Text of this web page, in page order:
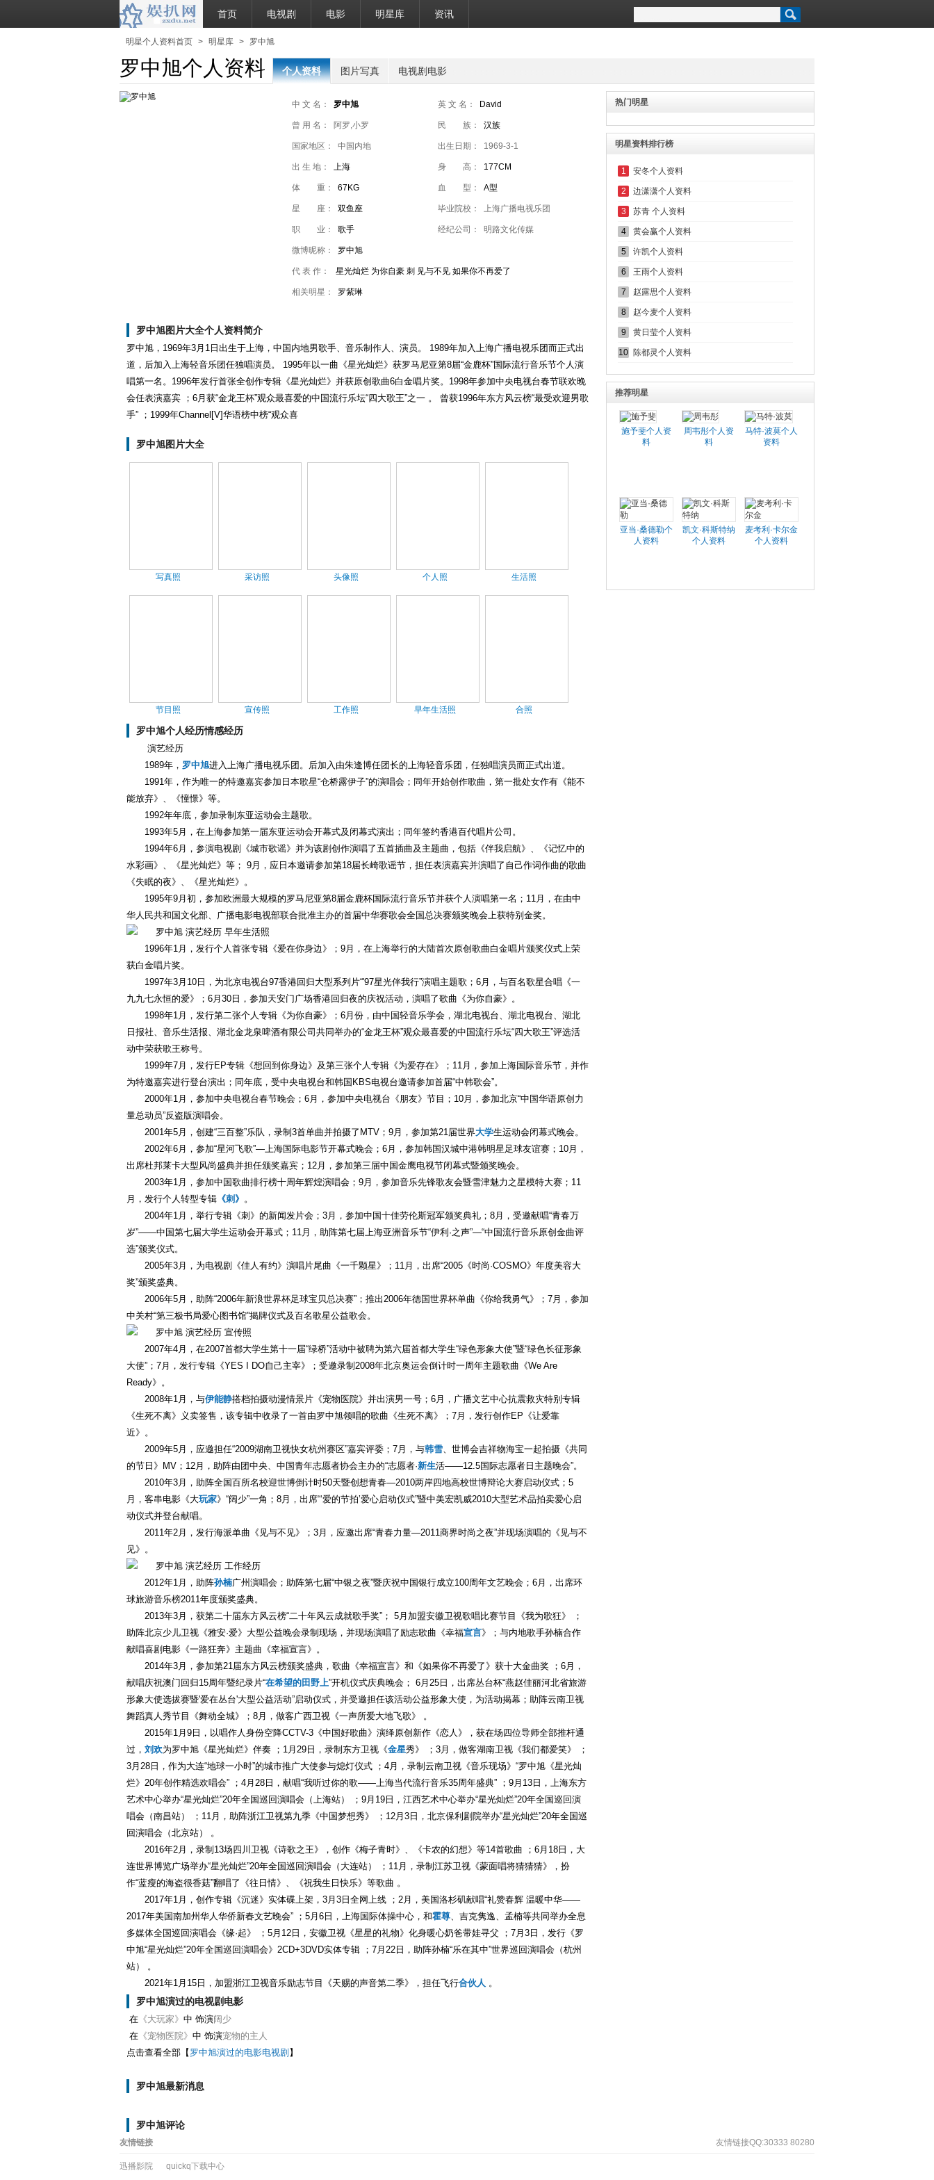
首页 电视剧 电影 明星库 资讯
明星个人资料首页 > 明星库 > 罗中旭
罗中旭个人资料 个人资料 图片写真 电视剧电影
中 文 名： 罗中旭 英 文 名： David
曾 用 名： 阿罗,小罗 民 族： 汉族
国家地区： 中国内地 出生日期： 1969-3-1
出 生 地： 上海 身 高： 177CM
体 重： 67KG 血 型： A型
星 座： 双鱼座 毕业院校： 上海广播电视乐团
职 业： 歌手 经纪公司： 明路文化传媒
微博昵称： 罗中旭
代 表 作： 星光灿烂 为你自豪 刺 见与不见 如果你不再爱了
相关明星： 罗紫琳
罗中旭图片大全个人资料简介
罗中旭，1969年3月1日出生于上海，中国内地男歌手、音乐制作人、演员。 1989年加入上海广播电视乐团而正式出
道，后加入上海轻音乐团任独唱演员。 1995年以一曲《星光灿烂》获罗马尼亚第8届“金鹿杯”国际流行音乐节个人演
唱第一名。1996年发行首张全创作专辑《星光灿烂》并获原创歌曲6白金唱片奖。1998年参加中央电视台春节联欢晚
会任表演嘉宾 ；6月获“金龙王杯”观众最喜爱的中国流行乐坛“四大歌王”之一 。 曾获1996年东方风云榜“最受欢迎男歌
手” ；1999年Channel[V]华语榜中榜“观众喜
罗中旭图片大全
写真照 采访照 头像照 个人照 生活照
节目照 宣传照 工作照 早年生活照 合照
罗中旭个人经历情感经历
演艺经历
1989年， 罗中旭进入上海广播电视乐团。后加入由朱逢博任团长的上海轻音乐团，任独唱演员而正式出道。
1991年，作为唯一的特邀嘉宾参加日本歌星“仓桥露伊子”的演唱会；同年开始创作歌曲，第一批处女作有《能不
能放弃》、《憧憬》等。
1992年年底，参加录制东亚运动会主题歌。
1993年5月，在上海参加第一届东亚运动会开幕式及闭幕式演出；同年签约香港百代唱片公司。
1994年6月，参演电视剧《城市歌谣》并为该剧创作演唱了五首插曲及主题曲，包括《伴我启航》、《记忆中的
水彩画》、《星光灿烂》等； 9月，应日本邀请参加第18届长崎歌谣节，担任表演嘉宾并演唱了自己作词作曲的歌曲
《失眠的夜》、《星光灿烂》。
1995年9月初，参加欧洲最大规模的罗马尼亚第8届金鹿杯国际流行音乐节并获个人演唱第一名；11月，在由中
华人民共和国文化部、广播电影电视部联合批准主办的首届中华赛歌会全国总决赛颁奖晚会上获特别金奖。
1996年1月，发行个人首张专辑《爱在你身边》；9月，在上海举行的大陆首次原创歌曲白金唱片颁奖仪式上荣
获白金唱片奖。
1997年3月10日，为北京电视台97香港回归大型系列片“'97星光伴我行”演唱主题歌；6月，与百名歌星合唱《一
九九七永恒的爱》；6月30日，参加天安门广场香港回归夜的庆祝活动，演唱了歌曲《为你自豪》。
1998年1月，发行第二张个人专辑《为你自豪》；6月份，由中国轻音乐学会，湖北电视台、湖北电视台、湖北
日报社、音乐生活报、湖北金龙泉啤酒有限公司共同举办的“金龙王杯”观众最喜爱的中国流行乐坛“四大歌王”评选活
动中荣获歌王称号。
1999年7月，发行EP专辑《想回到你身边》及第三张个人专辑《为爱存在》；11月，参加上海国际音乐节，并作
为特邀嘉宾进行登台演出；同年底，受中央电视台和韩国KBS电视台邀请参加首届“中韩歌会”。
2000年1月，参加中央电视台春节晚会；6月，参加中央电视台《朋友》节目；10月，参加北京“中国华语原创力
量总动员”反盗版演唱会。
2001年5月，创建“三百整”乐队，录制3首单曲并拍摄了MTV；9月，参加第21届世界大学生运动会闭幕式晚会。
2002年6月，参加“星河飞歌”—上海国际电影节开幕式晚会；6月，参加韩国汉城中港韩明星足球友谊赛；10月，
出席杜邦莱卡大型风尚盛典并担任颁奖嘉宾；12月，参加第三届中国金鹰电视节闭幕式暨颁奖晚会。
2003年1月，参加中国歌曲排行榜十周年辉煌演唱会；9月，参加音乐先锋歌友会暨雪津魅力之星模特大赛；11
月，发行个人转型专辑 《刺》 。
2004年1月，举行专辑《刺》的新闻发片会；3月，参加中国十佳劳伦斯冠军颁奖典礼；8月，受邀献唱“青春万
岁”——中国第七届大学生运动会开幕式；11月，助阵第七届上海亚洲音乐节“伊利·之声”—“中国流行音乐原创金曲评
选”颁奖仪式。
2005年3月，为电视剧《佳人有约》演唱片尾曲《一千颗星》；11月，出席“2005《时尚·COSMO》年度美容大
奖”颁奖盛典。
2006年5月，助阵“2006年新浪世界杯足球宝贝总决赛”；推出2006年德国世界杯单曲《你给我勇气》；7月，参加
中关村“第三极书局爱心图书馆”揭牌仪式及百名歌星公益歌会。
2007年4月，在2007首都大学生第十一届“绿桥”活动中被聘为第六届首都大学生“绿色形象大使”暨“绿色长征形象
大使”；7月，发行专辑《YES I DO自己主宰》；受邀录制2008年北京奥运会倒计时一周年主题歌曲《We Are
Ready》。
2008年1月，与伊能静搭档拍摄动漫情景片《宠物医院》并出演男一号；6月，广播文艺中心抗震救灾特别专辑
《生死不离》义卖签售，该专辑中收录了一首由罗中旭领唱的歌曲《生死不离》；7月，发行创作EP《让爱靠
近》。
2009年5月，应邀担任“2009湖南卫视快女杭州赛区”嘉宾评委；7月，与韩雪、世博会吉祥物海宝一起拍摄《共同
的节日》MV；12月，助阵由团中央、中国青年志愿者协会主办的“志愿者·新生活——12.5国际志愿者日主题晚会”。
2010年3月，助阵全国百所名校迎世博倒计时50天暨创想青春—2010两岸四地高校世博辩论大赛启动仪式；5
月，客串电影《大玩家》“阔少”一角；8月，出席“‘爱的节拍’爱心启动仪式”暨中美宏凯威2010大型艺术品拍卖爱心启
动仪式并登台献唱。
2011年2月，发行海派单曲《见与不见》；3月，应邀出席“青春力量—2011商界时尚之夜”并现场演唱的《见与不
见》。
2012年1月，助阵孙楠广州演唱会；助阵第七届“中银之夜”暨庆祝中国银行成立100周年文艺晚会；6月，出席环
球旅游音乐榜2011年度颁奖盛典。
2013年3月，获第二十届东方风云榜“二十年风云成就歌手奖”； 5月加盟安徽卫视歌唱比赛节目《我为歌狂》 ；
助阵北京少儿卫视《雅安·爱》大型公益晚会录制现场，并现场演唱了励志歌曲《幸福宣言》；与内地歌手孙楠合作
献唱喜剧电影《一路狂奔》主题曲《幸福宣言》。
2014年3月，参加第21届东方风云榜颁奖盛典，歌曲《幸福宣言》和《如果你不再爱了》获十大金曲奖 ；6月，
献唱庆祝澳门回归15周年暨纪录片“在希望的田野上”开机仪式庆典晚会； 6月25日，出席丛台杯“燕赵佳丽河北省旅游
形象大使选拔赛暨'爱在丛台'大型公益活动”启动仪式，并受邀担任该活动公益形象大使，为活动揭幕；助阵云南卫视
舞蹈真人秀节目《舞动全城》；8月，做客广西卫视《一声所爱大地飞歌》 。
2015年1月9日，以唱作人身份空降CCTV-3《中国好歌曲》演绎原创新作《恋人》，获在场四位导师全部推杆通
过， 刘欢为罗中旭《星光灿烂》伴奏 ；1月29日，录制东方卫视《金星秀》 ；3月，做客湖南卫视《我们都爱笑》 ；
3月28日，作为大连“地球一小时”的城市推广大使参与熄灯仪式 ；4月，录制云南卫视《音乐现场》“罗中旭《星光灿
烂》20年创作精选欢唱会” ；4月28日，献唱“我听过你的歌——上海当代流行音乐35周年盛典” ；9月13日，上海东方
艺术中心举办“星光灿烂”20年全国巡回演唱会（上海站） ；9月19日，江西艺术中心举办“星光灿烂”20年全国巡回演
唱会（南昌站） ；11月，助阵浙江卫视第九季《中国梦想秀》 ；12月3日，北京保利剧院举办“星光灿烂”20年全国巡
回演唱会（北京站） 。
2016年2月，录制13场四川卫视《诗歌之王》，创作《梅子青时》、《卡农的幻想》等14首歌曲 ；6月18日，大
连世界博览广场举办“星光灿烂”20年全国巡回演唱会（大连站） ；11月，录制江苏卫视《蒙面唱将猜猜猜》，扮
作“蓝瘦的海盗很香菇”翻唱了《往日情》、《祝我生日快乐》等歌曲 。
2017年1月，创作专辑《沉迷》实体碟上架，3月3日全网上线 ；2月，美国洛杉矶献唱“礼赞春辉 温暖中华——
2017年美国南加州华人华侨新春文艺晚会” ；5月6日，上海国际体操中心，和霍尊、吉克隽逸、孟楠等共同举办全息
多媒体全国巡回演唱会《缘·起》 ；5月12日，安徽卫视《星星的礼物》化身暖心奶爸带娃寻父 ；7月3日，发行《罗
中旭“星光灿烂”20年全国巡回演唱会》2CD+3DVD实体专辑 ；7月22日，助阵孙楠“乐在其中”世界巡回演唱会（杭州
站） 。
2021年1月15日，加盟浙江卫视音乐励志节目《天赐的声音第二季》，担任飞行合伙人 。
罗中旭演过的电视剧电影
在 《大玩家》 中 饰演阔少
在 《宠物医院》 中 饰演宠物的主人
点击查看全部【 罗中旭演过的电影电视剧 】
罗中旭最新消息
罗中旭评论
热门明星
明星资料排行榜
1 安冬个人资料
2 边潇潇个人资料
3 苏青 个人资料
4 黄会赢个人资料
5 许凯个人资料
6 王雨个人资料
7 赵露思个人资料
8 赵今麦个人资料
9 黄日莹个人资料
10 陈都灵个人资料
推荐明星
施予斐个人资
料
周韦彤个人资
料
马特·波莫个人
资料
亚当·桑德勒个
人资料
凯文·科斯特纳
个人资料
麦考利·卡尔金
个人资料
友情链接 友情链接QQ:30333 80280
迅播影院 quickq下载中心